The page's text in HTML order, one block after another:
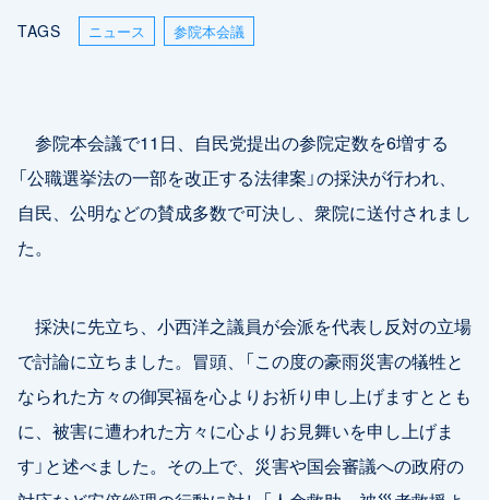
TAGS ニュース 参院本会議
参院本会議で11日、自民党提出の参院定数を6増する
「公職選挙法の一部を改正する法律案」の採決が行われ、
自民、公明などの賛成多数で可決し、衆院に送付されまし
た。
採決に先立ち、小西洋之議員が会派を代表し反対の立場
で討論に立ちました。冒頭、「この度の豪雨災害の犠牲と
なられた方々の御冥福を心よりお祈り申し上げますととも
に、被害に遭われた方々に心よりお見舞いを申し上げま
す」と述べました。その上で、災害や国会審議への政府の